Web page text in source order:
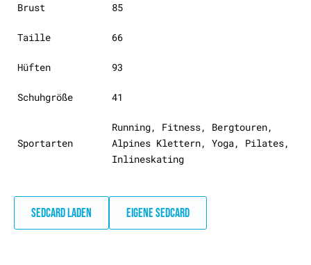
Brust 85
Taille 66
Hüften 93
Schuhgröße 41
Sportarten
Running, Fitness, Bergtouren,
Alpines Klettern, Yoga, Pilates,
Inlineskating
SEDCARD LADEN EIGENE SEDCARD